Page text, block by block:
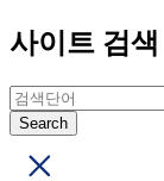
사이트 검색